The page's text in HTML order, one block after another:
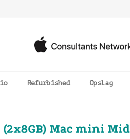
Refurbished Opslag
(2x8GB) Mac mini Mid